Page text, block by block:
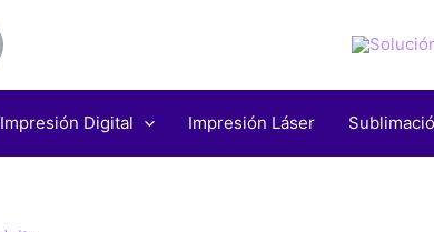
Impresión Digital Impresión Láser